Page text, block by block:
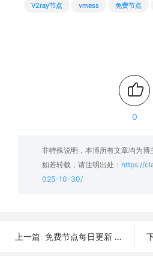
V2ray节点
vmess 免费节点
0
非特殊说明，本博所有文章均为博
如若转载，请注明出处： https://
025-10-30/
上一篇: 免费节点每日更新 | 2025年10月31日SSR/V2Ray/Clash可用订阅